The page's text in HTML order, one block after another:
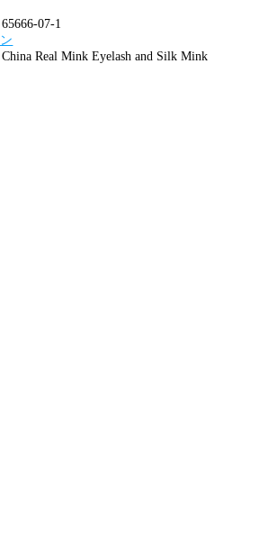
07-1
Real Mink Eyelash and Silk Mink